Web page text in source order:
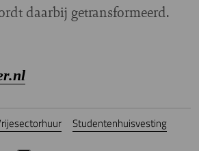
daarbij getransformeerd.
Studentenhuisvesting